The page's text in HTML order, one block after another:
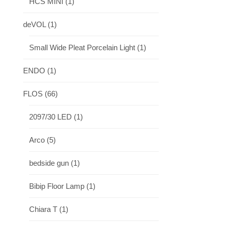
deVOL (1)
Small Wide Pleat Porcelain Light (1)
ENDO (1)
FLOS (66)
2097/30 LED (1)
Arco (5)
bedside gun (1)
Bibip Floor Lamp (1)
Chiara T (1)